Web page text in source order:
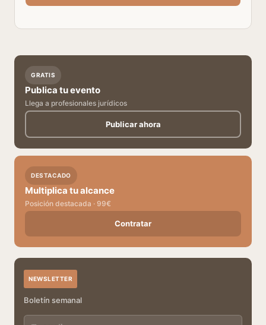
GRATIS
Publica tu evento
Llega a profesionales jurídicos
Publicar ahora
DESTACADO
Multiplica tu alcance
Posición destacada · 99€
Contratar
NEWSLETTER
Boletín semanal